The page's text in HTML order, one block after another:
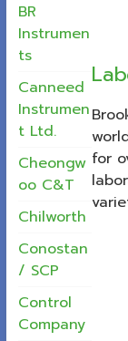
for
BR
Instrumen
ts
Canneed
Instrumen
t Ltd.
Cheongw
oo C&T
Chilworth
Conostan
/ SCP
Control
Company